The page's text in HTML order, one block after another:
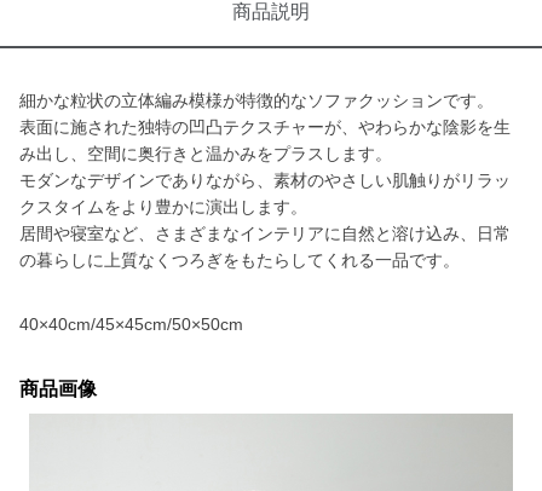
商品説明
細かな粒状の立体編み模様が特徴的なソファクッションです。
表面に施された独特の凹凸テクスチャーが、やわらかな陰影を生
み出し、空間に奥行きと温かみをプラスします。
モダンなデザインでありながら、素材のやさしい肌触りがリラッ
クスタイムをより豊かに演出します。
居間や寝室など、さまざまなインテリアに自然と溶け込み、日常
の暮らしに上質なくつろぎをもたらしてくれる一品です。
40×40cm/45×45cm/50×50cm
商品画像